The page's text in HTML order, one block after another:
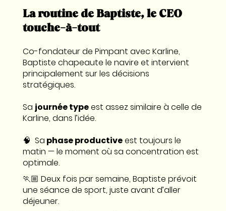
La routine de Baptiste, le CEO
touche-à-tout
Co-fondateur de Pimpant avec Karline,
Baptiste chapeaute le navire et intervient
principalement sur les décisions
stratégiques.
Sa journée typeest assez similaire à celle de
Karline, dans l’idée.
🧠 Sa phase productiveest toujours le
matin — le moment où sa concentration est
optimale.
🏃🏼 Deux fois par semaine, Baptiste prévoit
une séance de sport, juste avant d’aller
déjeuner.